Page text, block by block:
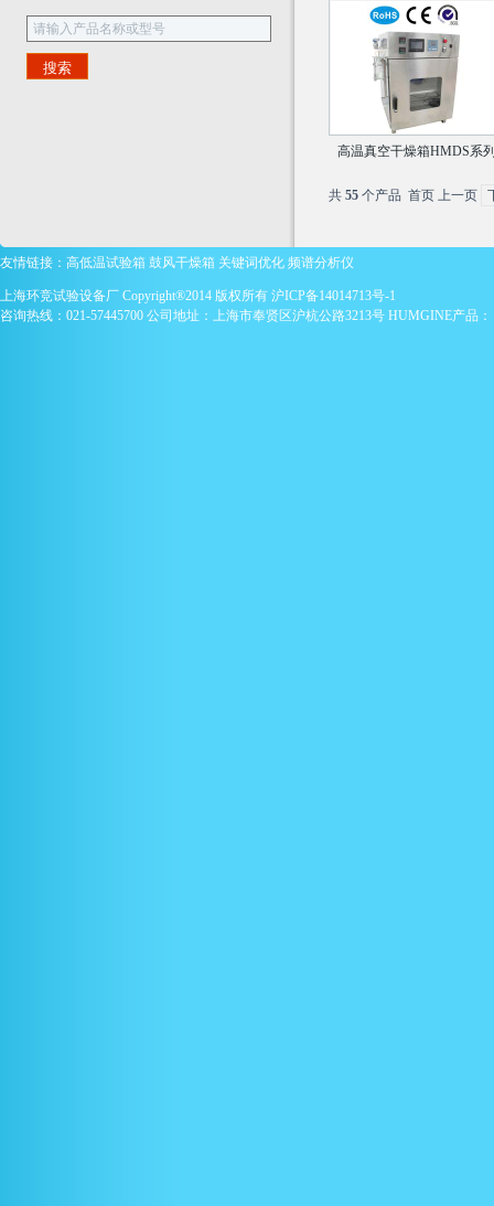
高温真空干燥箱HMDS系
共 55 个产品 首页 上一页
友情链接： 高低温试验箱 鼓风干燥箱 关键词优化 频谱分析仪
上海环竞试验设备厂 Copyright®2014 版权所有 沪ICP备14014713号-1
咨询热线：021-57445700 公司地址：上海市奉贤区沪杭公路3213号 HUMGINE产品：